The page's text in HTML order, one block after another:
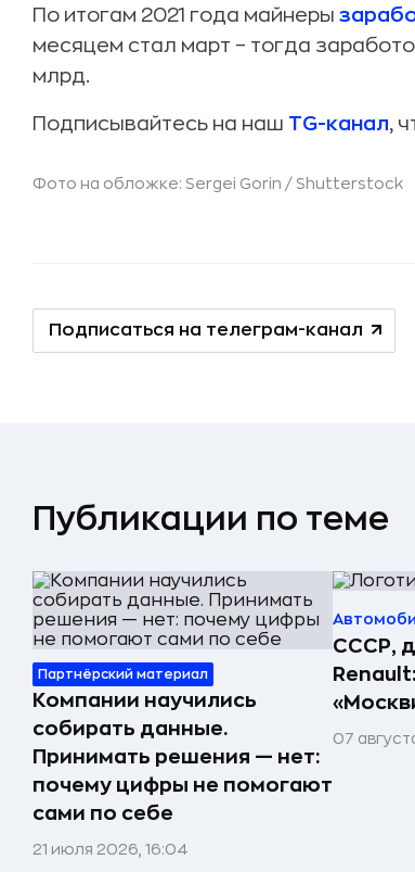
По итогам 2021 года майнеры
месяцем стал март – тогда
млрд.
Подписывайтесь на наш TG-канал,
Фото на обложке: Sergei Gorin / Shutterstock
Подписаться на телеграм-канал
Публикации по теме
Партнёрский материал
Компании научились
собирать данные.
Принимать решения — нет:
почему цифры не помогают
сами по себе
21 июля 2026, 16:04
СССР,
07